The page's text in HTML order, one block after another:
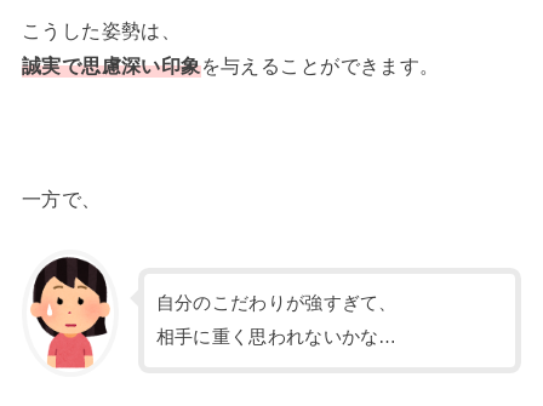
こうした姿勢は、
誠実で思慮深い印象を与えることができます。
一方で、
自分のこだわりが強すぎて、
相手に重く思われないかな…